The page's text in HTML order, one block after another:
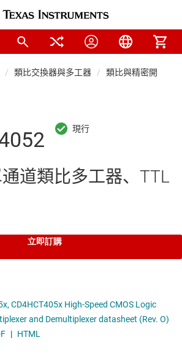
類比交換器與多工器 類比與精密開關與
道類比多工器、TTL
立即訂購
CD4HCT405x High-Speed CMOS Logic
Multiplexer and Demultiplexer datasheet (Rev. O)
| HTML